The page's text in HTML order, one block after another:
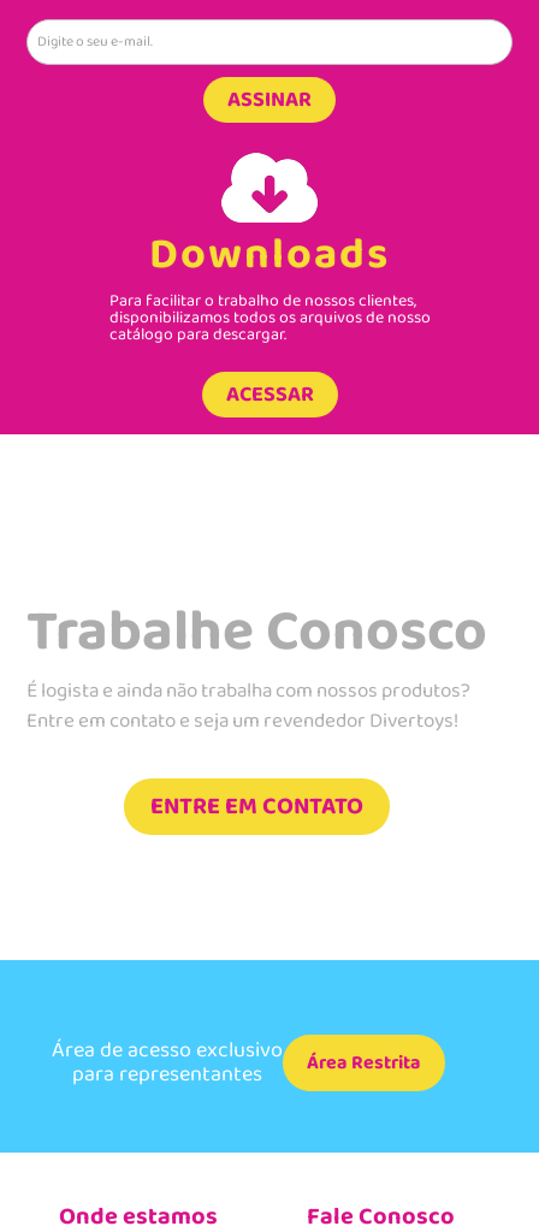
ASSINAR
Downloads
Para facilitar o trabalho de nossos clientes,
disponibilizamos todos os arquivos de nosso
catálogo para descargar.
ACESSAR
Trabalhe Conosco
É logista e ainda não trabalha com nossos produtos?
Entre em contato e seja um revendedor Divertoys!
ENTRE EM CONTATO
Área de acesso exclusivo
para representantes Área Restrita
Onde estamos Fale Conosco